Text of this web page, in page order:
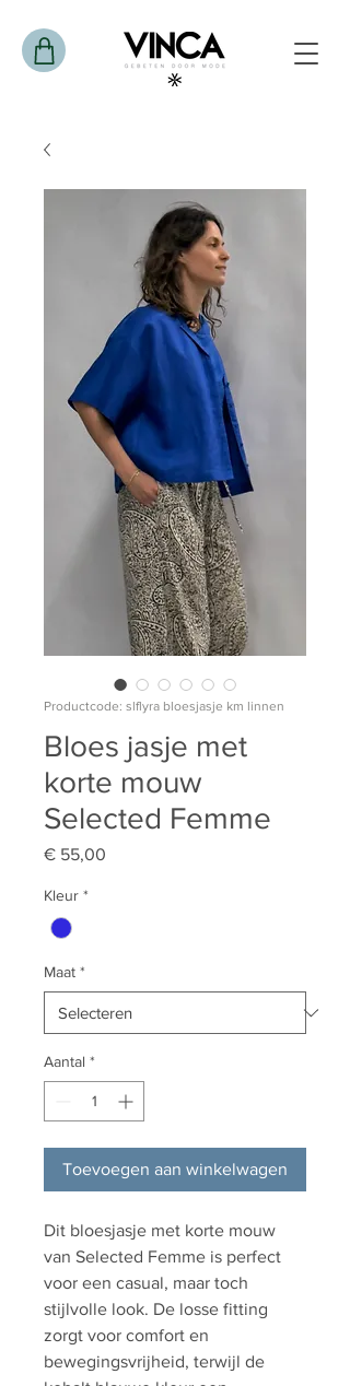
Productcode: slflyra bloesjasje km linnen
Bloes jasje met
korte mouw
Selected Femme
€ 55,00
Kleur *
Maat *
Aantal *
Toevoegen aan winkelwagen
Dit bloesjasje met korte mouw
van Selected Femme is perfect
voor een casual, maar toch
stijlvolle look. De losse fitting
zorgt voor comfort en
bewegingsvrijheid, terwijl de